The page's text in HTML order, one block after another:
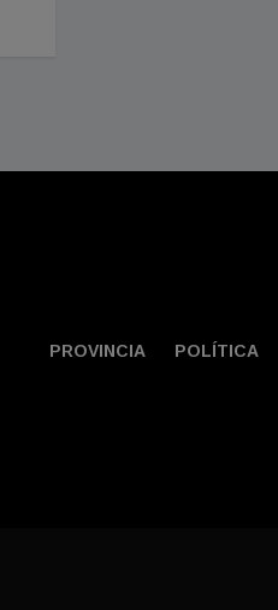
PROVINCIA POLÍTICA